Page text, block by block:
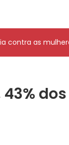
contra as
43%